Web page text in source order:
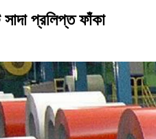
সাদা প্রলিপ্ত ফাঁকা